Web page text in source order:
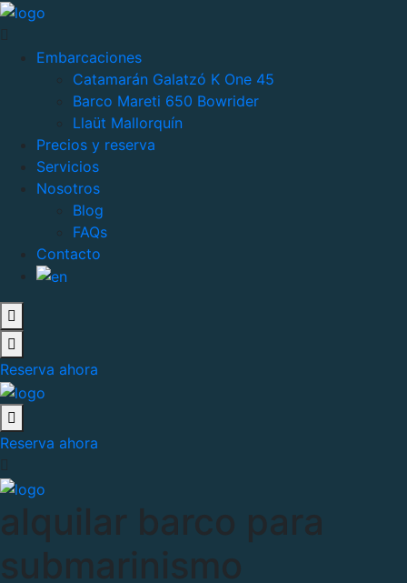
Embarcaciones
Catamarán Galatzó K One 45
Barco Mareti 650 Bowrider
Llaüt Mallorquín
Precios y reserva
Servicios
Nosotros
Blog
FAQs
Contacto
Reserva ahora
Reserva ahora
alquilar barco para
submarinismo